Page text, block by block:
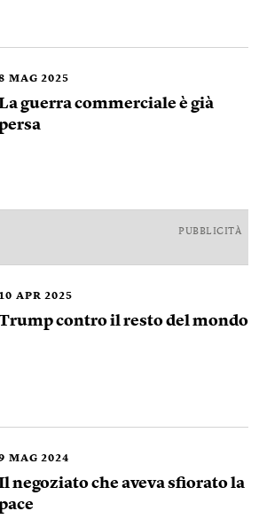
MAG 2025
guerra commerciale è già
PUBBLICITÀ
10 APR 2025
contro il resto del mondo
MAG 2024
negoziato che aveva sfiorato la